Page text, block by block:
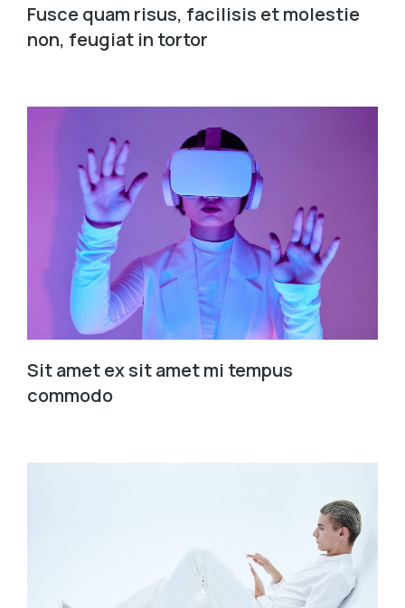
Fusce quam risus, facilisis et molestie
non, feugiat in tortor
Sit amet ex sit amet mi tempus
commodo